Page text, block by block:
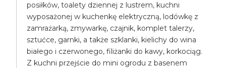
posiłków, toalety dziennej z lustrem, kuchni
wyposażonej w kuchenkę elektryczną, lodówkę z
zamrażarką, zmywarkę, czajnik, komplet talerzy,
sztućce, garnki, a także szklanki, kielichy do wina
białego i czerwonego, filiżanki do kawy, korkociąg.
Z kuchni przejście do mini ogrodu z basenem